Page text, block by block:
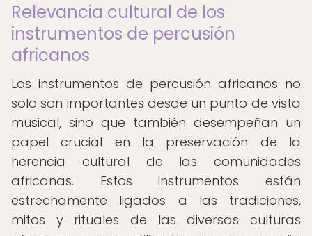
Relevancia cultural de los
instrumentos de percusión
africanos
Los instrumentos de percusión africanos no
solo son importantes desde un punto de vista
musical, sino que también desempeñan un
papel crucial en la preservación de la
herencia cultural de las comunidades
africanas. Estos instrumentos están
estrechamente ligados a las tradiciones,
mitos y rituales de las diversas culturas